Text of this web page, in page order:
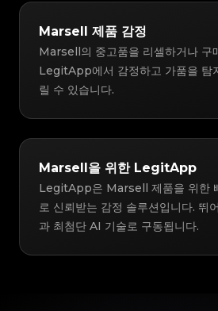
Marsell 제품 감정
Marsell의 중고품을 리셀하거나 구
LegitApp에서 감정하고 가품을 탐
릴 수 있습니다.
Marsell을 위한 LegitApp
LegitApp은 Marsell 제품을 위한
로 신뢰받는 감정 솔루션입니다. 뛰
과 최첨단 AI 기술로 구동됩니다.